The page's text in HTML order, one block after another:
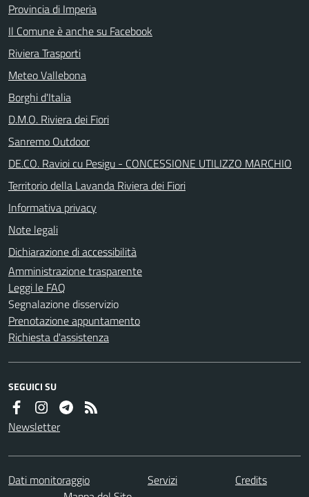
Provincia di Imperia
Il Comune è anche su Facebook
Riviera Trasporti
Meteo Vallebona
Borghi d'Italia
D.M.O. Riviera dei Fiori
Sanremo Outdoor
DE.CO. Ravioi cu Pesigu - CONCESSIONE UTILIZZO MARCHIO
Territorio della Lavanda Riviera dei Fiori
Informativa privacy
Note legali
Dichiarazione di accessibilità
Amministrazione trasparente
Leggi le FAQ
Segnalazione disservizio
Prenotazione appuntamento
Richiesta d'assistenza
SEGUICI SU
Newsletter
Dati monitoraggio Servizi
Credits